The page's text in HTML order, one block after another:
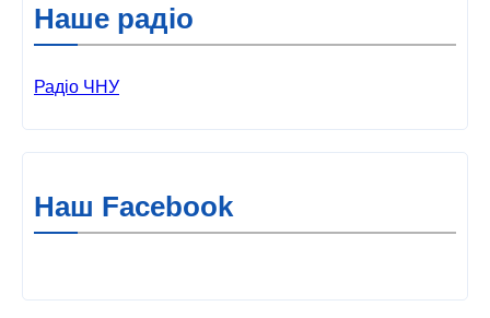
Наше радіо
Радіо ЧНУ
Наш Facebook